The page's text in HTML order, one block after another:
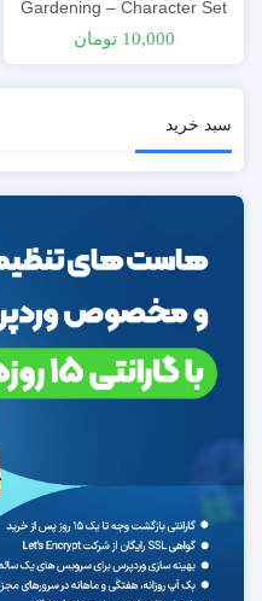
Gardening – Character Set
10,000 تومان
سبد خرید